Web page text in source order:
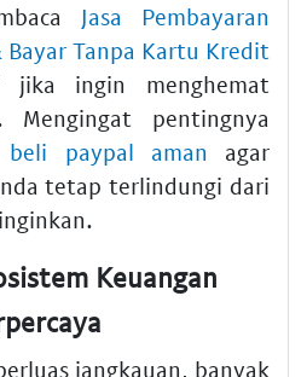
Jasa Pembayaran
Bayar Tanpa Kartu Kredit
jika ingin menghemat
Mengingat pentingnya
beli paypal aman agar
tetap terlindungi dari
Keuangan
jangkauan, banyak